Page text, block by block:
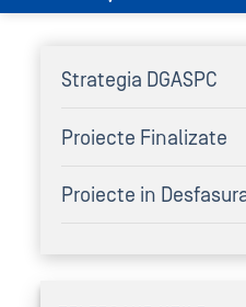
Strategia DGASPC
Proiecte Finalizate
Proiecte in